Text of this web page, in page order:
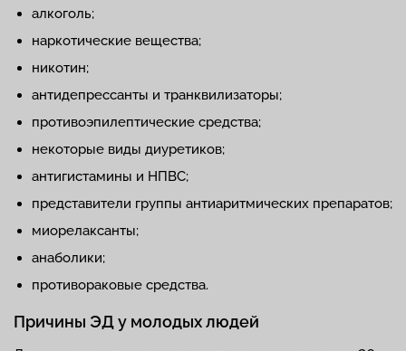
алкоголь;
наркотические вещества;
никотин;
антидепрессанты и транквилизаторы;
противоэпилептические средства;
некоторые виды диуретиков;
антигистамины и НПВС;
представители группы антиаритмических препаратов;
миорелаксанты;
анаболики;
противораковые средства.
Причины ЭД у молодых людей